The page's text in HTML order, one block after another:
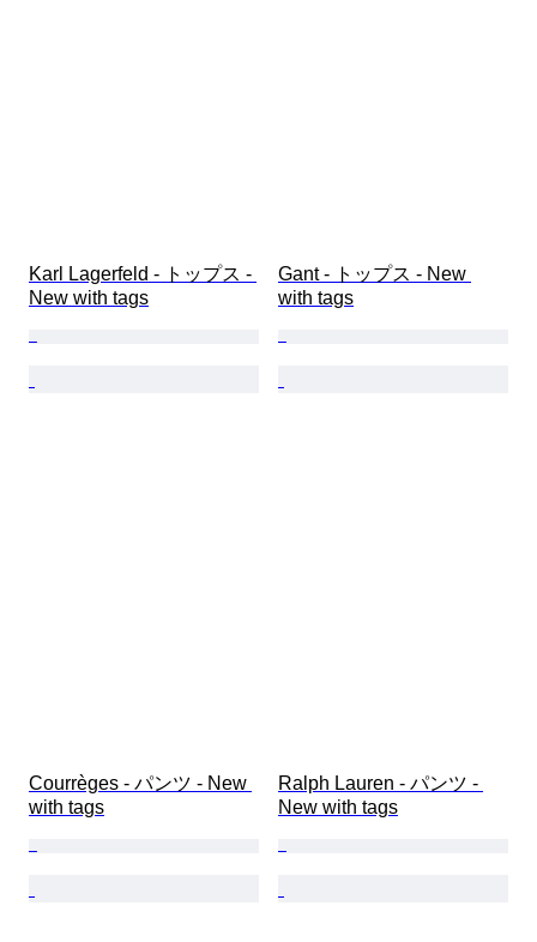
Karl Lagerfeld - トップス -
New with tags
Gant - トップス - New
with tags
Courrèges - パンツ - New
with tags
Ralph Lauren - パンツ -
New with tags